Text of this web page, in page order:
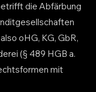
die Abfärbung
oHG, KG, GbR,
(§ 489 HGB a.
mit